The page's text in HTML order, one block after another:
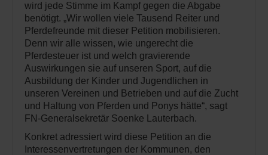
wird jede Stimme im Kampf gegen die Abgabe
benötigt. „Wir wollen viele Tausend Reiter und
Pferdefreunde mit dieser Petition mobilisieren.
Denn wir alle wissen, wie ungerecht die
Pferdesteuer ist und welch gravierende
Auswirkungen sie auf unseren Sport, auf die
Ausbildung der Kinder und Jugendlichen in
unseren Vereinen und Betrieben und auf die Zucht
und Haltung von Pferden und Ponys hätte“, sagt
FN-Generalsekretär Soenke Lauterbach.
Konkret adressiert wird diese Petition an die
Interessenvertretungen der Kommunen, den